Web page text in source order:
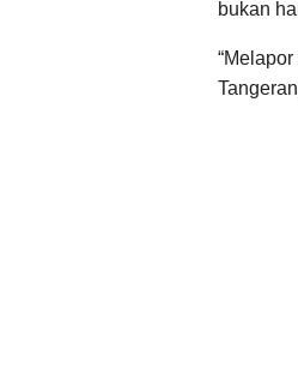
bukan